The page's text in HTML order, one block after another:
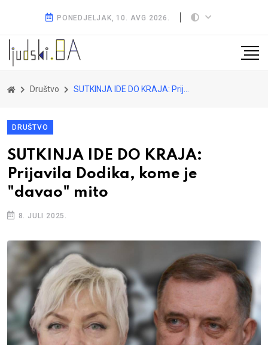
PONEDJELJAK, 10. AVG 2026.
Društvo SUTKINJA IDE DO KRAJA: Prijavila Dodika, kome je "davao" mito
DRUŠTVO
SUTKINJA IDE DO KRAJA:
Prijavila Dodika, kome je
"davao" mito
8. JULI 2025.